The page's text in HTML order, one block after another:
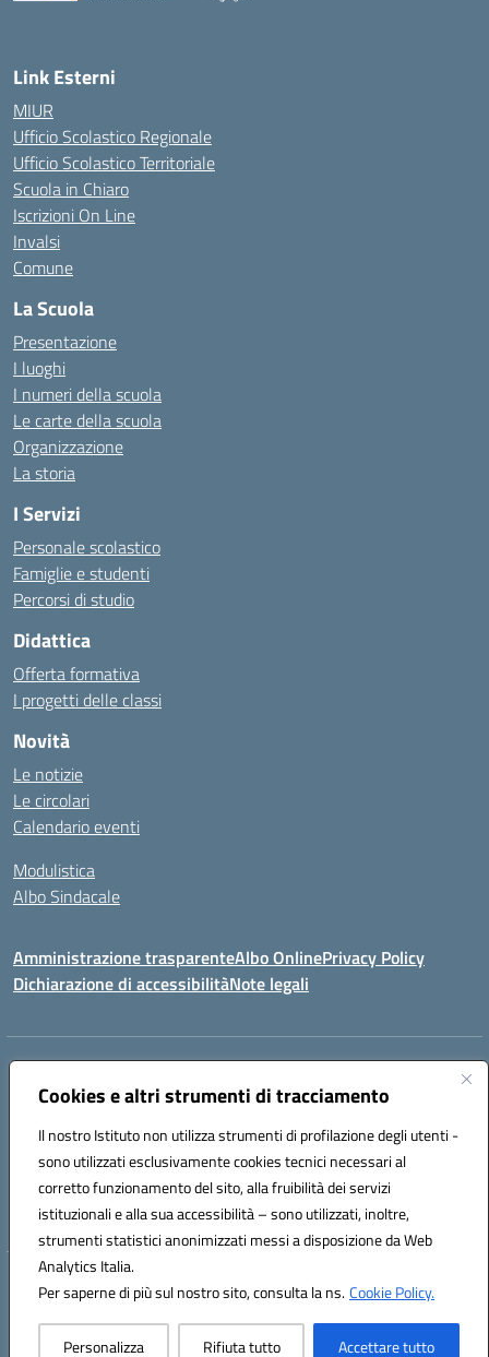
Cookies e altri strumenti di tracciamento
Il nostro Istituto non utilizza strumenti di profilazione degli utenti -
sono utilizzati esclusivamente cookies tecnici necessari al
corretto funzionamento del sito, alla fruibilità dei servizi
istituzionali e alla sua accessibilità – sono utilizzati, inoltre,
strumenti statistici anonimizzati messi a disposizione da Web
Analytics Italia.
Per saperne di più sul nostro sito, consulta la ns.Cookie Policy.
Personalizza Rifiuta tutto Accettare tutto
Link Esterni
MIUR
Ufficio Scolastico Regionale
Ufficio Scolastico Territoriale
Scuola in Chiaro
Iscrizioni On Line
Invalsi
Comune
La Scuola
Presentazione
I luoghi
I numeri della scuola
Le carte della scuola
Organizzazione
La storia
I Servizi
Personale scolastico
Famiglie e studenti
Percorsi di studio
Didattica
Offerta formativa
I progetti delle classi
Novità
Le notizie
Le circolari
Calendario eventi
Modulistica
Albo Sindacale
Amministrazione trasparenteAlbo OnlinePrivacy Policy
Dichiarazione di accessibilitàNote legali
Indirizzo:
Centralino:0994722507 Email:TAIC873006@istruzione.it
Codice fiscale: 90279480736
Codice meccanografico:
TAIC873006
Codice unico di fatturazione (CUF): 488XBQ
Hosting & Powered by 3D Solution S.r.l.
Concept & Design by Designers Italia